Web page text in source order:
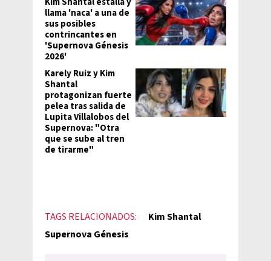
llama 'naca' a una de
sus posibles
contrincantes en
'Supernova Génesis
2026'
Karely Ruiz y Kim
Shantal
protagonizan fuerte
pelea tras salida de
Lupita Villalobos del
Supernova: "Otra
que se sube al tren
de tirarme"
TAGS RELACIONADOS:
Kim Shantal
Supernova Génesis